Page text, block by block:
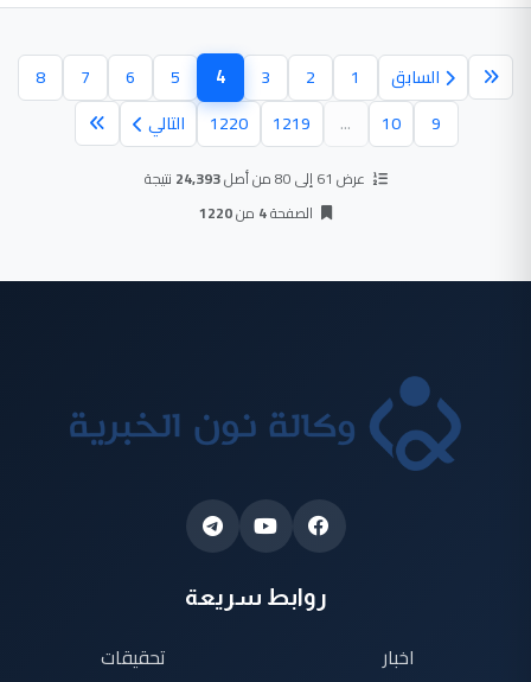
السابق 1
2
3
4(الصفحة الحالية)
5
6
7
8
9
10
...
1219
1220 التالي
عرض 61 إلى 80 من أصل 24,393 نتيجة
الصفحة4 من1220
روابط سريعة
اخبار
تحقيقات